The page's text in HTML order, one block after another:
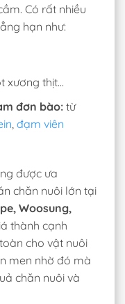
Có rất nhiều
hạn như:
xương thịt…
đơn bào: từ
đạm viên
được ưa
chăn nuôi lớn tại
Woosung,
thành cạnh
cho vật nuôi
men nhờ đó mà
chăn nuôi và